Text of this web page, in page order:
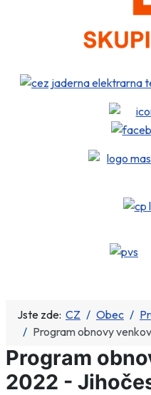
Jste zde: CZ Obec
Program obnovy
Program
2022 -